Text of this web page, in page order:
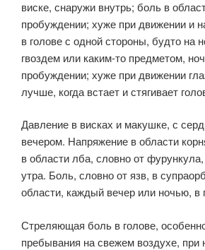
виске, снаружи внутрь; боль в
пробуждении; хуже при движении и
в голове с одной стороны, будто на
гвоздем или каким-то предметом,
пробуждении; хуже при движении
лучше, когда встает и стягивает
Давление в висках и макушке, с
вечером. Напряжение в области
в области лба, словно от
утра. Боль, словно от язв, в
области, каждый вечер или ночью, в
Стреляющая боль в голове,
пребывания на свежем воздухе, при